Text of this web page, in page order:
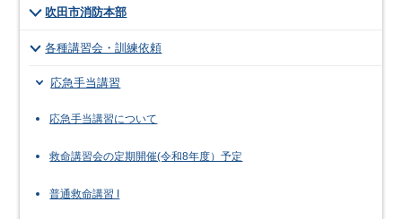
吹田市消防本部
各種講習会・訓練依頼
応急手当講習
応急手当講習について
救命講習会の定期開催(令和8年度）予定
普通救命講習 I